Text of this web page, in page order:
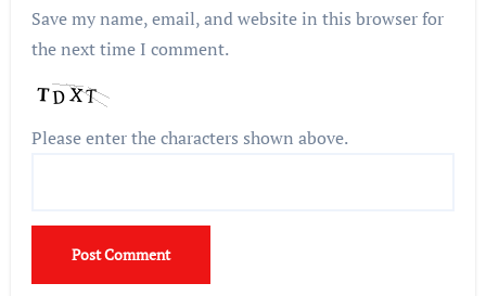
Save my name, email, and website in this browser for
the next time I comment.
Please enter the characters shown above.